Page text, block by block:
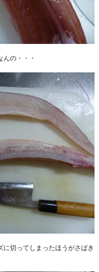
の・・・
切ってしまったほうがさばき